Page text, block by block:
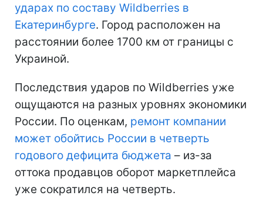
ударах по составу Wildberries в
Екатеринбурге. Город расположен на
расстоянии более 1700 км от границы с
Украиной.
Последствия ударов по Wildberries уже
ощущаются на разных уровнях экономики
России. По оценкам, ремонт компании
может обойтись России в четверть
годового дефицита бюджета – из-за
оттока продавцов оборот маркетплейса
уже сократился на четверть.